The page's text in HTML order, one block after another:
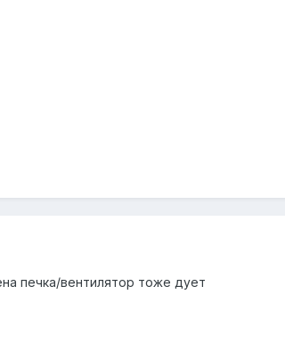
печка/вентилятор тоже дует